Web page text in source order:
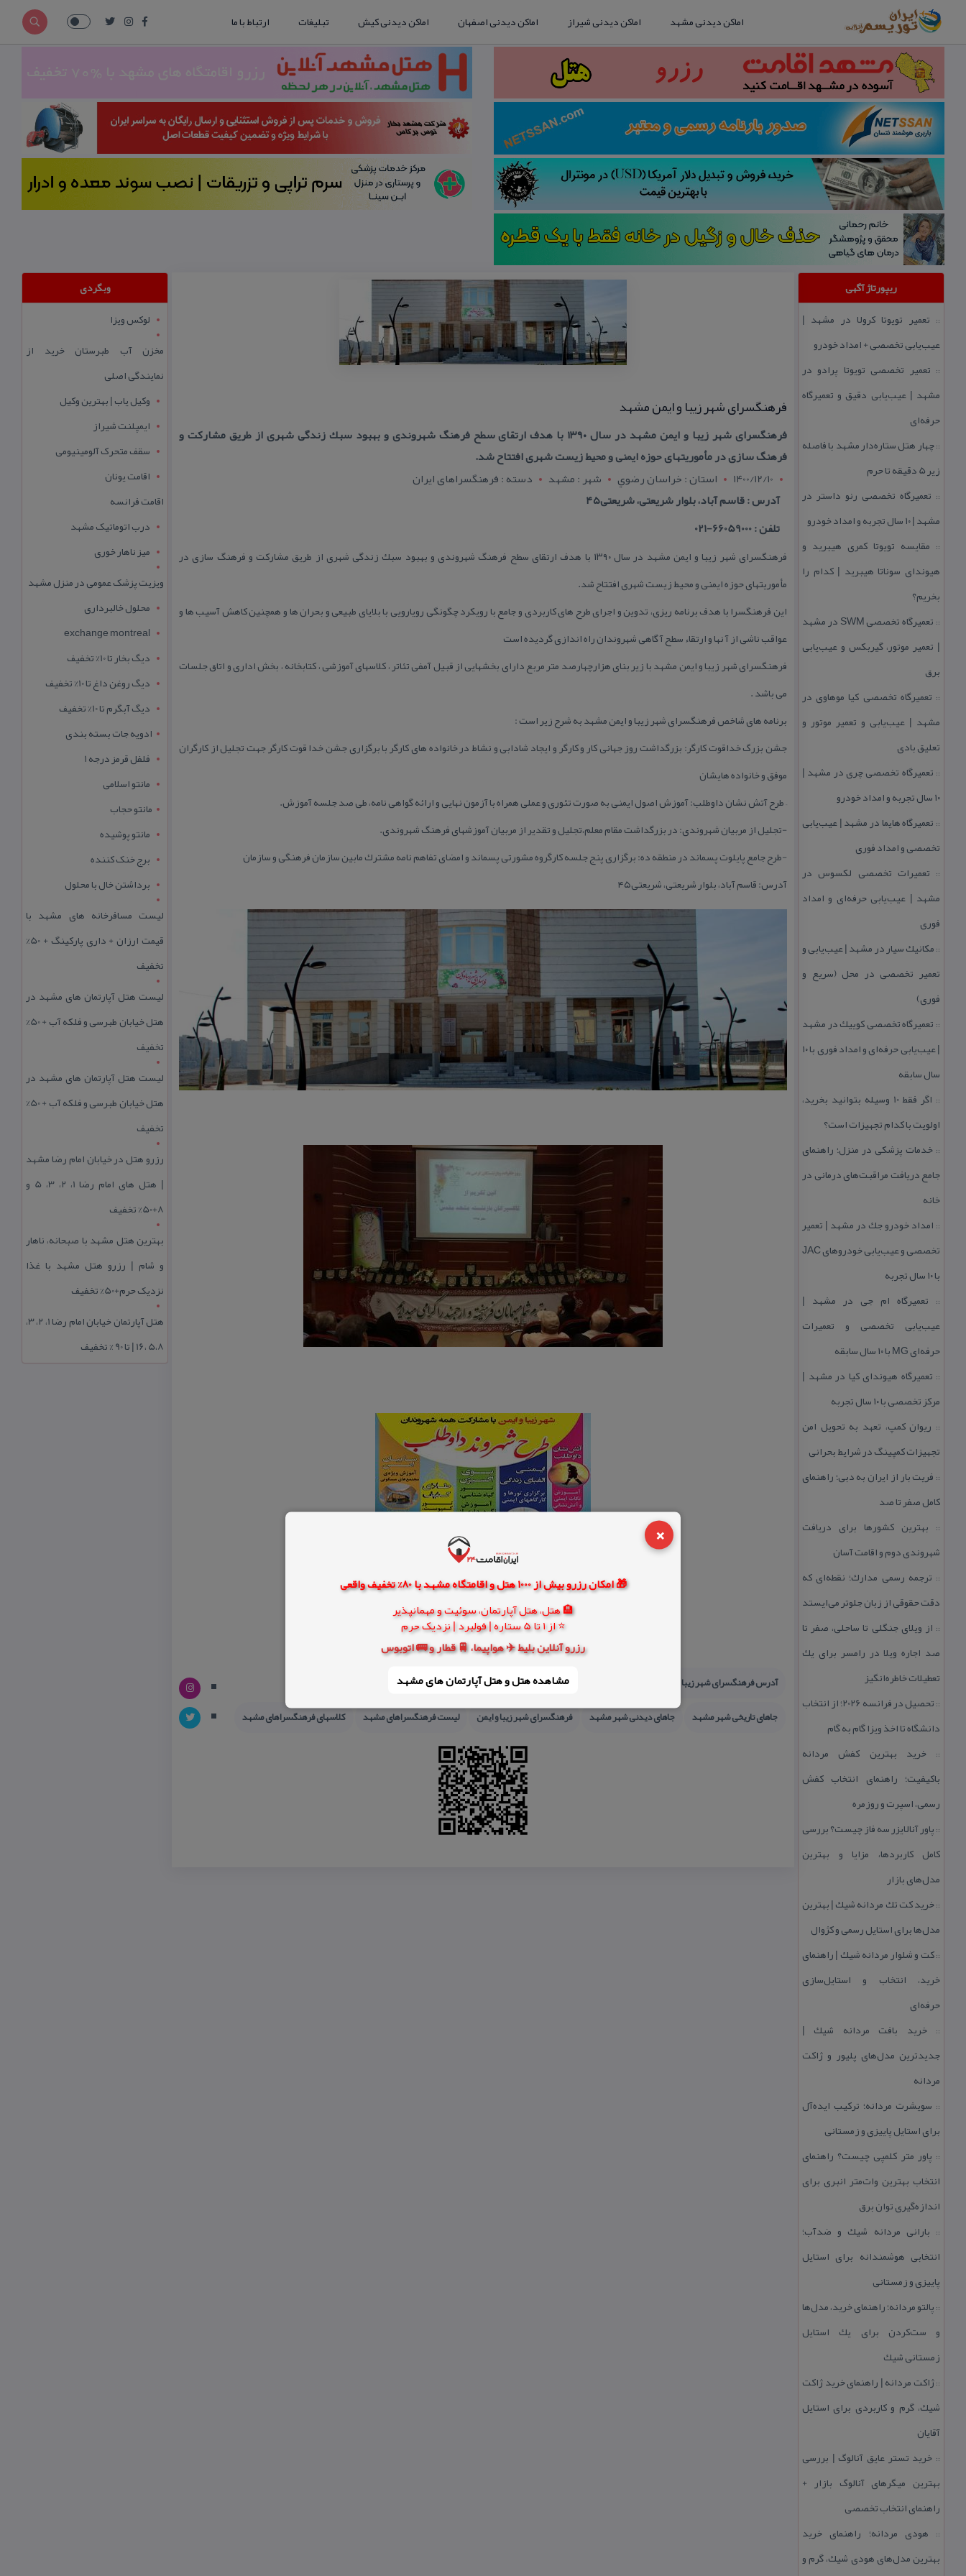
×
🎁 امکان رزرو بیش از 1000 هتل و اقامتگاه مشهد با 80% تخفیف واقعی
🏨 هتل، هتل آپارتمان، سوئیت و مهمانپذیر
⭐ از 1 تا 5 ستاره | فولبرد | نزدیک حرم
رزرو آنلاین بلیط ✈️ هواپیما، 🚆 قطار و 🚌 اتوبوس
مشاهده هتل و هتل‌ آپارتمان های مشهد
اماکن دیدنی مشهد اماکن دیدنی شیراز اماکن دیدنی اصفهان اماکن دیدنی کیش تبلیغات ارتباط با ما
ریپورتاژ آگهی
:: تعمیر تویوتا كرولا در مشهد |
عیب‌یابی تخصصی + امداد خودرو
:: تعمیر تخصصی تویوتا پرادو در
مشهد | عیب‌یابی دقیق و تعمیرگاه
حرفه‌ای
::چهار هتل‌ ستاره‌دار مشهد با فاصله
زیر 5 دقیقه تا حرم
:: تعمیرگاه تخصصی رنو داستر در
مشهد | ۱۰ سال تجربه و امداد خودرو
:: مقایسه تویوتا كمری هیبرید و
هیوندای سوناتا هیبرید | كدام را
بخریم؟
::
تعمیرگاه تخصصی SWM در مشهد
| تعمیر موتور، گیربكس و عیب‌یابی
برق
:: تعمیرگاه تخصصی كیا موهاوی در
مشهد | عیب‌یابی و تعمیر موتور و
تعلیق بادی
:: تعمیرگاه تخصصی چری در مشهد |
۱۰ سال تجربه و امداد خودرو
:: تعمیرگاه هایما در مشهد | عیب‌یابی
تخصصی و امداد فوری
:: تعمیرات تخصصی لكسوس در
مشهد | عیب‌یابی حرفه‌ای و امداد
فوری
:: مكانیك سیار در مشهد | عیب‌یابی و
تعمیر تخصصی در محل (سریع و
فوری)
:: تعمیرگاه تخصصی كوییك در مشهد
| عیب‌یابی حرفه‌ای و امداد فوری با ۱۰
سال سابقه
::
اگر فقط 10 وسیله بتوانید بخرید،
اولویت با كدام تجهیزات است؟
:: خدمات پزشكی در منزل؛ راهنمای
جامع دریافت مراقبت‌های درمانی در
خانه
:: امداد خودرو جك در مشهد | تعمیر
تخصصی و عیب‌یابی خودروهای JAC
با ۱۰ سال تجربه
:: تعمیرگاه ام جی در مشهد |
عیب‌یابی تخصصی و تعمیرات
حرفه‌ای MG با ۱۰ سال سابقه
:: تعمیرگاه هیوندای كیا در مشهد |
مركز تخصصی با ۱۰ سال تجربه
:: ریوان كمپ، تعهد به تحویل امن
تجهیزات كمپینگ در شرایط بحرانی
:: فریت بار از ایران به دبی؛ راهنمای
كامل صفر تا صد
:: بهترین كشورها برای دریافت
شهروندی دوم و اقامت آسان
:: ترجمه رسمی مدارك؛ نقطه‌ای كه
دقت حقوقی از زبان جلوتر می‌ایستد
:: از ویلای جنگلی تا ساحلی، صفر تا
صد اجاره ویلا در رامسر برای یك
تعطیلات خاطره‌انگیز
::
تحصیل در فرانسه 2026؛ از انتخاب
دانشگاه تا اخذ ویزا گام به گام
::خرید بهترین كفش مردانه
باكیفیت؛ راهنمای انتخاب كفش
رسمی، اسپرت و روزمره
:: پاور آنالایزر سه فاز چیست؟ بررسی
كامل كاربردها، مزایا و بهترین
مدل‌های بازار
::خرید كت تك مردانه شیك | بهترین
مدل‌ها برای استایل رسمی و كژوال
::كت و شلوار مردانه شیك | راهنمای
خرید، انتخاب و استایل‌سازی
حرفه‌ای
::خرید بافت مردانه شیك |
جدیدترین مدل‌های پلیور و ژاكت
مردانه
:: سویشرت مردانه؛ تركیب ایده‌آل
برای استایل پاییزی و زمستانی
:: پاور متر كلمپی چیست؟ راهنمای
انتخاب بهترین وات‌متر انبری برای
اندازه‌گیری توان برق
:: بارانی مردانه شیك و ضدآب؛
انتخابی هوشمندانه برای استایل
پاییزی و زمستانی
:: پالتو مردانه؛ راهنمای خرید، مدل‌ها
و ست‌كردن برای یك استایل
زمستانی شیك
::ژاكت مردانه | راهنمای خرید ژاكت
شیك، گرم و كاربردی برای استایل
آقایان
:: خرید تستر عایق آنالوگ | بررسی
بهترین میگرهای آنالوگ بازار +
راهنمای انتخاب تخصصی
:: هودی مردانه؛ راهنمای خرید
بهترین مدل‌های هودی شیك، گرم و
فرهنگسرای شهر زیبا و ایمن مشهد
فرهنگسرای شهر زیبا و ایمن مشهد در سال ۱۳۹۰ با هدف ارتقای سطح فرهنگ شهروندی و بهبود سبك زندگی شهری از طریق مشاركت و
فرهنگ سازی در مأموریتهای حوزه ایمنی و محیط زیست شهری افتتاح شد.
1400/12/10
استان : خراسان رضوي شهر : مشهد
دسته : فرهنگسراهای ایران
آدرس : قاسم آباد، بلوار شریعتی، شریعتی۴۵
تلفن : 66059000-021
فرهنگسرای شهر زیبا و ایمن مشهد در سال ۱۳۹۰ با هدف ارتقای سطح فرهنگ شهروندی و بهبود سبك زندگی شهری از طریق مشاركت و فرهنگ سازی در
مأموریتهای حوزه ایمنی و محیط زیست شهری افتتاح شد.
این فرهنگسرا با هدف برنامه ریزی، تدوین و اجرای طرح های كاربردی و جامع با رویكرد چگونگی رویارویی با بلایای طبیعی و بحران ها و همچنین كاهش آسیب ها و
عواقب ناشی از آ نها و ارتقاء سطح آ گاهی شهروندان راه اندازی گردیده است
فرهنگسرای شهر زیبا و ایمن مشهد با زیر بنای هزارچهارصد متر مربع دارای بخشهایی از قبیل آمفی تئاتر ، كلاسهای آموزشی ، كتابخانه ، بخش اداری و اتاق جلسات
می باشد .
برنامه های شاخص فرهنگسرای شهر زیبا و ایمن مشهد به شرح زیر است :
جشن بزرگ خداقوت كارگر: بزرگداشت روز جهانی كار و كارگر و ایجاد شادابی و نشاط در خانواده های كارگر با برگزاری جشن خدا قوت كارگر جهت تجلیل از كارگران
موفق و خانواده هایشان
– طرح آتش نشان داوطلب: آموزش اصول ایمنی به صورت تئوری و عملی همراه با آزمون نهایی و ارائه گواهی نامه، طی صد جلسه آموزش.
-تجلیل از مربیان شهروندی: در بزرگداشت مقام معلم،تجلیل و تقدیر از مربیان آموزشهای فرهنگ شهروندی.
-طرح جامع پایلوت پسماند در منطقه ده: برگزاری پنج جلسه كارگروه مشورتی پسماند و امضای تفاهم نامه مشترك مابین سازمان فرهنگی و سازمان
آدرس: قاسم آباد، بلوار شریعتی، شریعتی۴۵
آدرس فرهنگسرای شهر زیبا و ایمن تلفن فرهنگسرای شهر زیبا و ایمن جاذبه های تاریخی مشهد
جاذبه های گردشگری مشهد
جاهای تاریخی شهر مشهد
جاهای دیدنی شهر مشهد فرهنگسرای شهر زیبا و ایمن لیست فرهنگسراهای مشهد كلاسهای فرهنگسراهای مشهد
وبگردی
لوکس ویزا
مخزن آب طبرستان خرید از
نمایندگی اصلی
وکیل یاب | بهترین وکیل
ایمپلنت شیراز
سقف متحرک آلومینیومی
اقامت یونان
اقامت فرانسه
درب اتوماتیک مشهد
میز ناهار خوری
ویزیت پزشک عمومی در منزل مشهد
محلول خالبرداری
exchange montreal
دیگ بخار تا 10% تخفیف
دیگ روغن داغ تا 10% تخفیف
دیگ آبگرم تا 10% تخفیف
ادویه جات بسته بندی
فلفل قرمز درجه 1
مانتو اسلامی
مانتو حجاب
مانتو پوشیده
برج خنک کننده
برداشتن خال با محلول
لیست مسافرخانه های مشهد با
قیمت ارزان + داری پارکینگ + 50%
تخفیف
لیست هتل آپارتمان های مشهد در
هتل خیابان طبرسی و فلکه آب + 50%
تخفیف
لیست هتل آپارتمان های مشهد در
هتل خیابان طبرسی و فلکه آب + 50%
تخفیف
رزرو هتل در خیابان امام رضا مشهد
| هتل‌ های امام رضا 1، 2، 3، 5 و
8+50% تخفیف
بهترین هتل مشهد با صبحانه، ناهار
و شام | رزرو هتل مشهد با غذا
نزدیک حرم+50% تخفیف
هتل آپارتمان خیابان امام رضا 1، 2، 3،
5،8 ،16 | تا 90 % تخفیف